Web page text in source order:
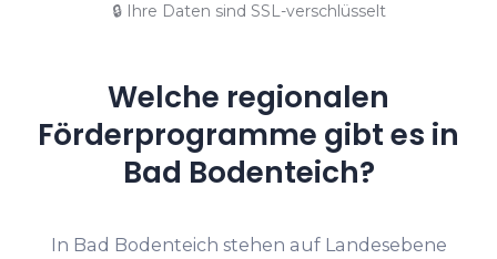
🔒 Ihre Daten sind SSL-verschlüsselt
Welche regionalen
Förderprogramme gibt es in
Bad Bodenteich?
In Bad Bodenteich stehen auf Landesebene